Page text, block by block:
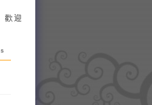
宅配訂購~~~ 消費滿1500元免運